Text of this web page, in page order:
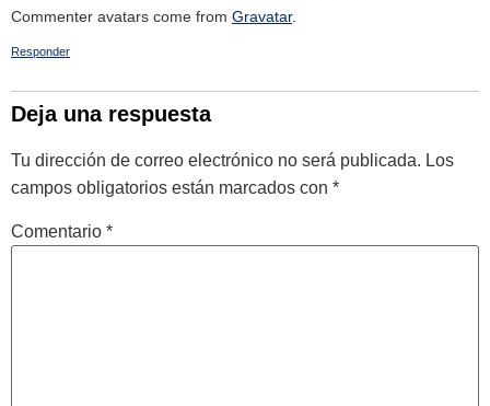
Commenter avatars come from Gravatar.
Responder
Deja una respuesta
Tu dirección de correo electrónico no será publicada. Los
campos obligatorios están marcados con *
Comentario *